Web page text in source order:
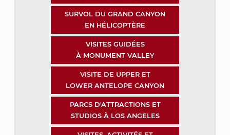
SURVOL DU GRAND CANYON
EN HÉLICOPTÈRE
VISITES GUIDÉES
À MONUMENT VALLEY
VISITE DE UPPER ET
LOWER ANTELOPE CANYON
PARCS D'ATTRACTIONS ET
STUDIOS À LOS ANGELES